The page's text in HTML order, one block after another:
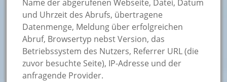
Name der abgerufenen Webseite, Datei, Datum
und Uhrzeit des Abrufs, übertragene
Datenmenge, Meldung über erfolgreichen
Abruf, Browsertyp nebst Version, das
Betriebssystem des Nutzers, Referrer URL (die
zuvor besuchte Seite), IP-Adresse und der
anfragende Provider.